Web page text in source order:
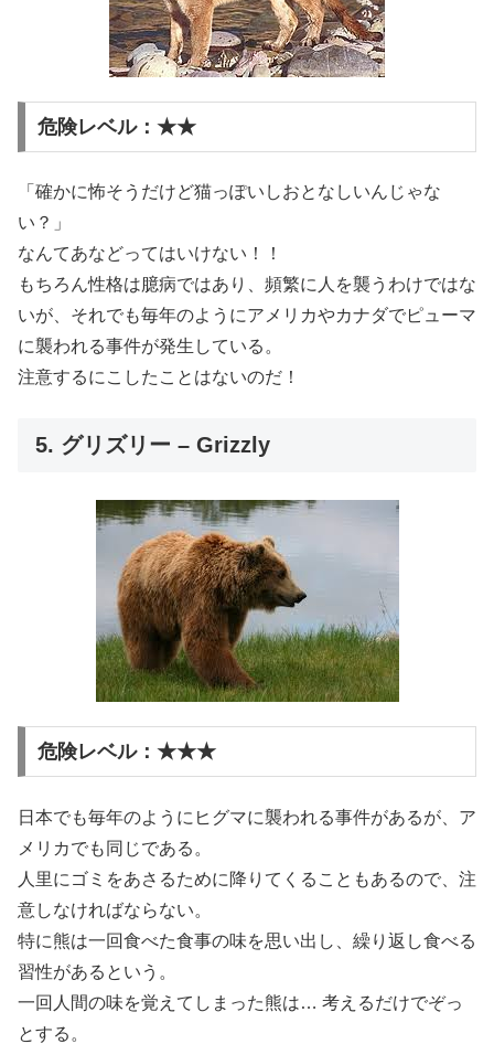
危険レベル：★★
「確かに怖そうだけど猫っぽいしおとなしいんじゃな
い？」
なんてあなどってはいけない！！
もちろん性格は臆病ではあり、頻繁に人を襲うわけではな
いが、それでも毎年のようにアメリカやカナダでピューマ
に襲われる事件が発生している。
注意するにこしたことはないのだ！
5. グリズリー – Grizzly
危険レベル：★★★
日本でも毎年のようにヒグマに襲われる事件があるが、ア
メリカでも同じである。
人里にゴミをあさるために降りてくることもあるので、注
意しなければならない。
特に熊は一回食べた食事の味を思い出し、繰り返し食べる
習性があるという。
一回人間の味を覚えてしまった熊は… 考えるだけでぞっ
とする。